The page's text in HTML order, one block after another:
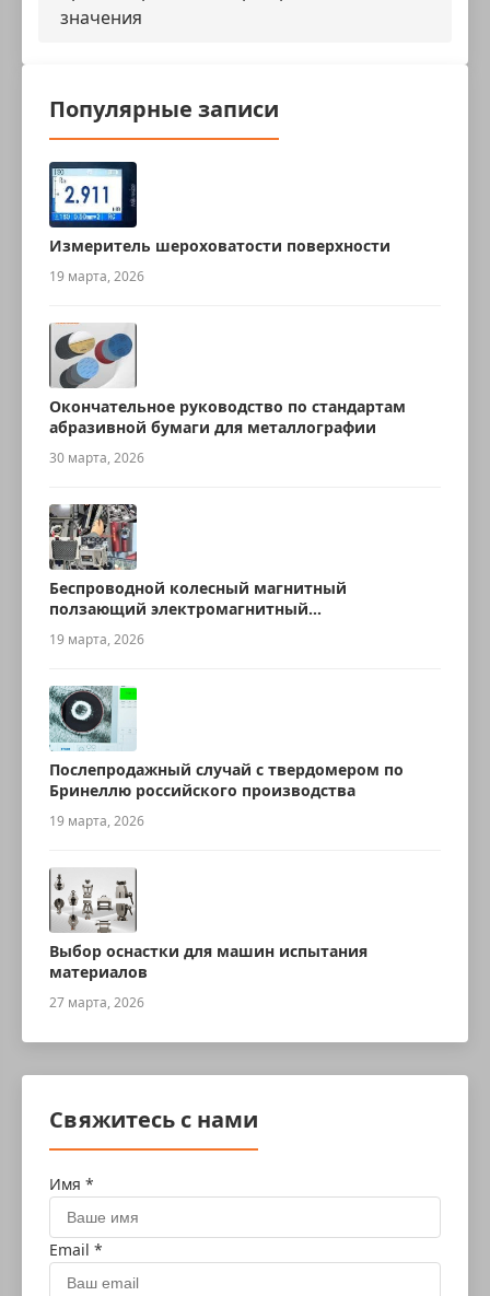
значения
Популярные записи
Измеритель шероховатости поверхности
19 марта, 2026
Окончательное руководство по стандартам
абразивной бумаги для металлографии
30 марта, 2026
Беспроводной колесный магнитный
ползающий электромагнитный
ультразвуковой робот для измерения
толщины
19 марта, 2026
Послепродажный случай с твердомером по
Бринеллю российского производства
19 марта, 2026
Выбор оснастки для машин испытания
материалов
27 марта, 2026
Свяжитесь с нами
Имя *
Email *